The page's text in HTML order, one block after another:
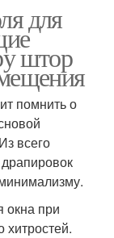
для
штор
помнить о
всего
окна при
хитростей.